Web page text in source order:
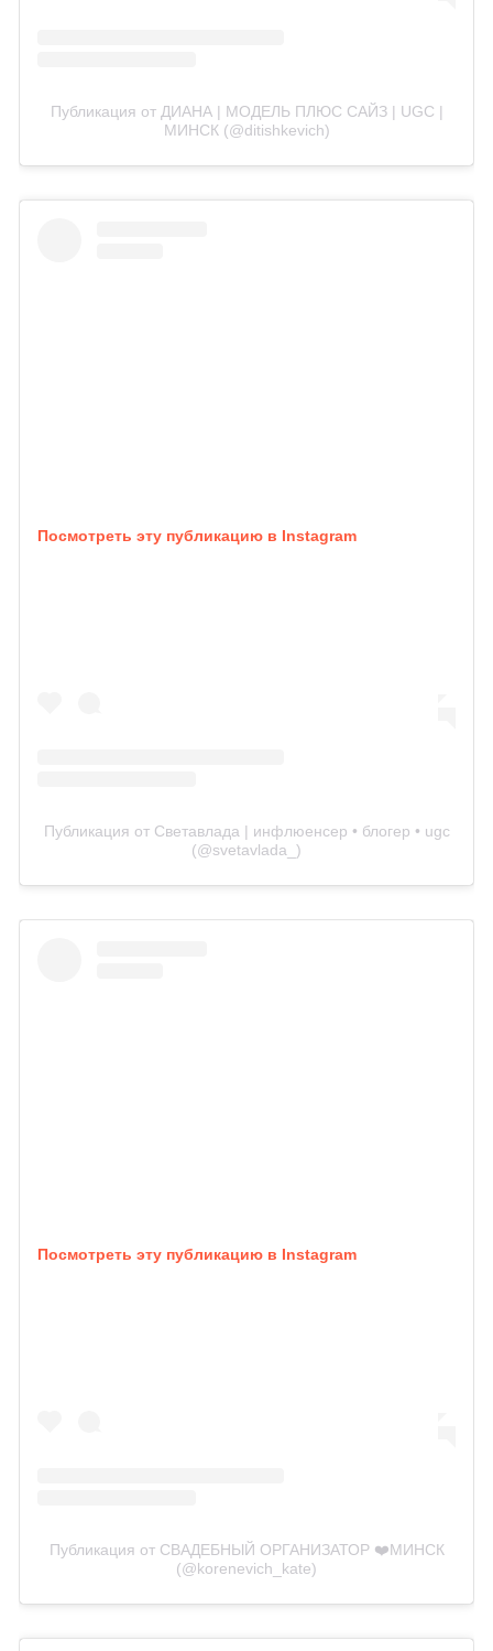
Публикация от ДИАНА | МОДЕЛЬ ПЛЮС САЙЗ | UGC |
МИНСК (@ditishkevich)
Посмотреть эту публикацию в Instagram
Публикация от Светавлада | инфлюенсер • блогер • ugc
(@svetavlada_)
Посмотреть эту публикацию в Instagram
Публикация от СВАДЕБНЫЙ ОРГАНИЗАТОР ❤️МИНСК
(@korenevich_kate)